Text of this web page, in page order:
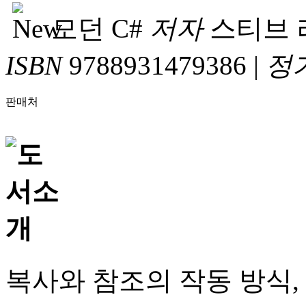
모던 C# 저자스티브
ISBN9788931479386 | 정
판매처
복사와 참조의 작동 방식